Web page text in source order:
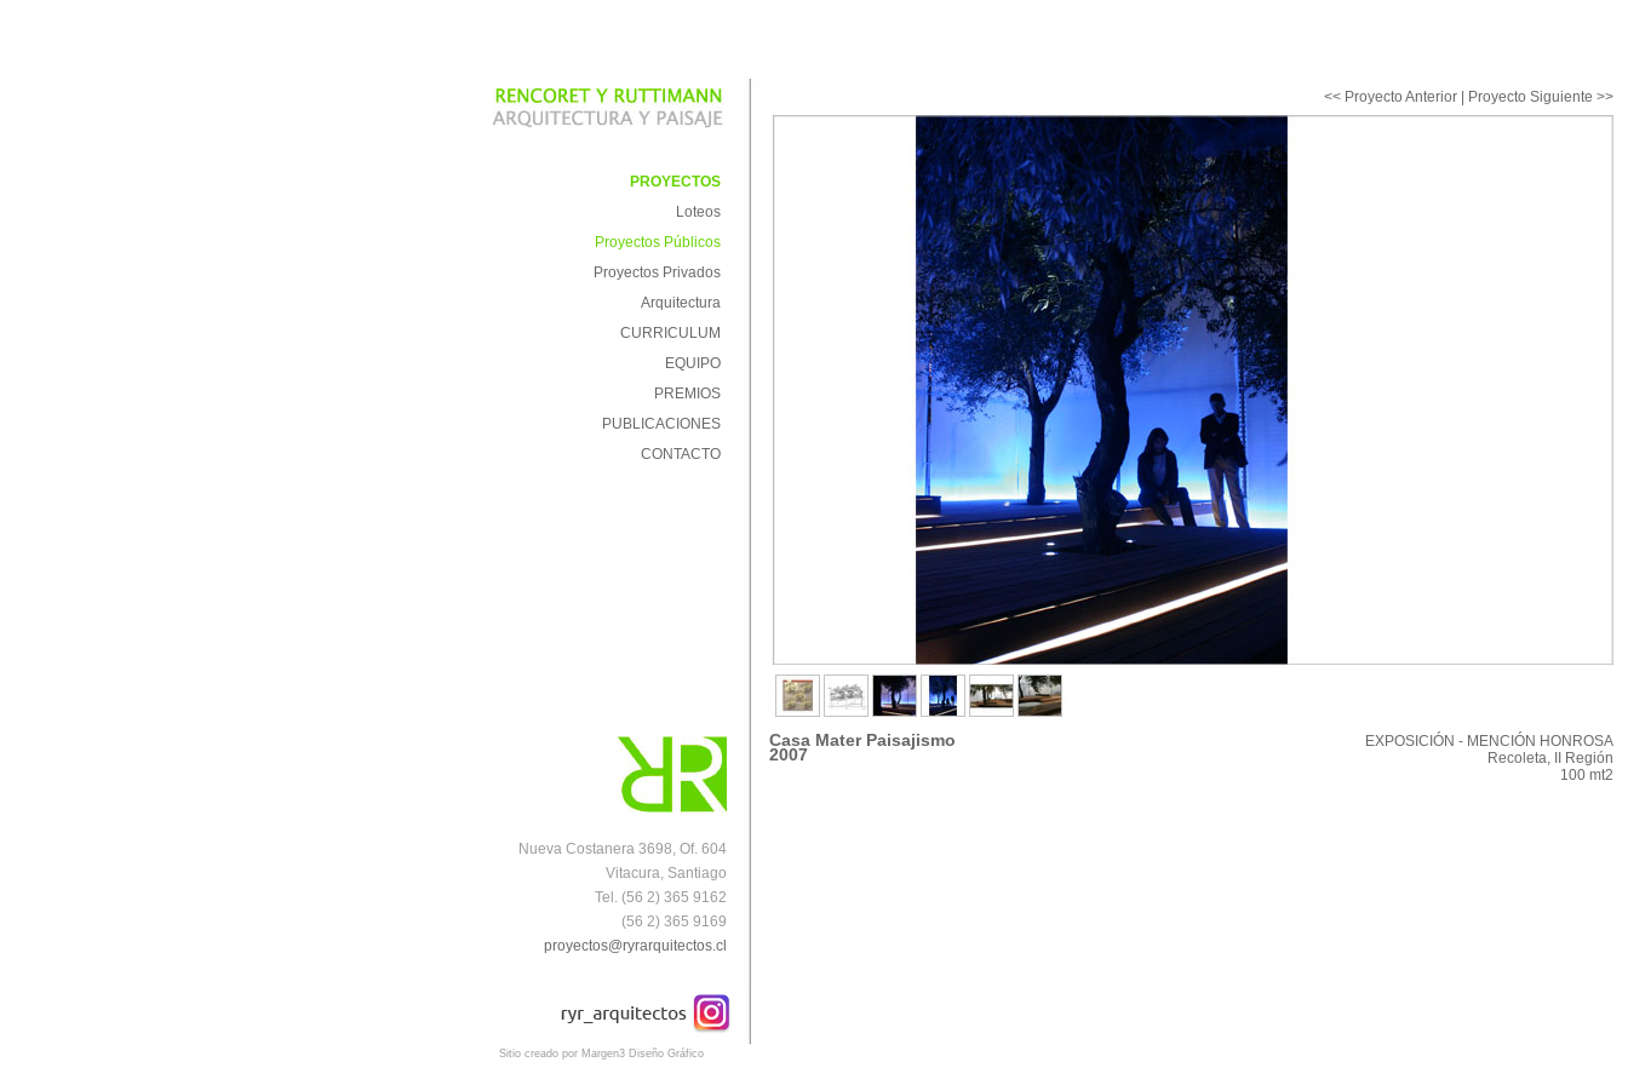
PROYECTOS
Loteos
Proyectos Públicos
Proyectos Privados
Arquitectura
CURRICULUM
EQUIPO
PREMIOS
PUBLICACIONES
CONTACTO
Nueva Costanera 3698, Of. 604
Vitacura, Santiago
Tel. (56 2) 365 9162
(56 2) 365 9169
proyectos@ryrarquitectos.cl
<< Proyecto Anterior Proyecto Siguiente >>
Casa Mater Paisajismo
2007
EXPOSICIÓN - MENCIÓN HONROSA
Recoleta, II Región
100 mt2
Sitio creado por Margen3 Diseño Gráfico